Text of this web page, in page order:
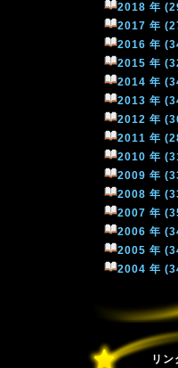
2018 年
2017 年
2016 年
2015 年
2014 年
2013 年
2012 年
2011 年
2010 年
2009 年
2008 年
2007 年
2006 年
2005 年
2004 年
リン